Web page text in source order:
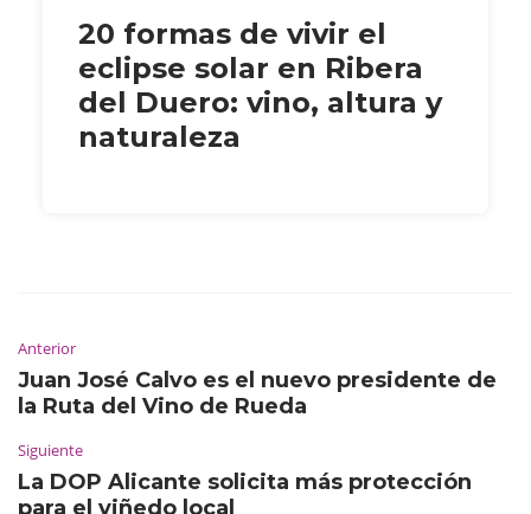
20 formas de vivir el
eclipse solar en Ribera
del Duero: vino, altura y
naturaleza
Anterior
Juan José Calvo es el nuevo presidente de
la Ruta del Vino de Rueda
Siguiente
La DOP Alicante solicita más protección
para el viñedo local